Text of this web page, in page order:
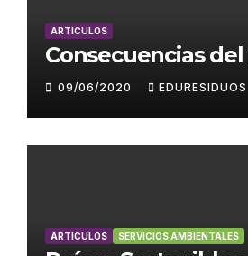
ARTICULOS
Consecuencias
09/06/2020 EDURESIDUOS
ARTICULOS SERVICIOS AMBIENTALES